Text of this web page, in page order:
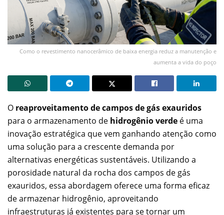
Como o revestimento nanocerâmico de baixa energia reduz a manutenção e
aumenta a vida do poço
O reaproveitamento de campos de gás exauridos
para o armazenamento de hidrogênio verde é uma
inovação estratégica que vem ganhando atenção como
uma solução para a crescente demanda por
alternativas energéticas sustentáveis. Utilizando a
porosidade natural da rocha dos campos de gás
exauridos, essa abordagem oferece uma forma eficaz
de armazenar hidrogênio, aproveitando
infraestruturas já existentes para se tornar um